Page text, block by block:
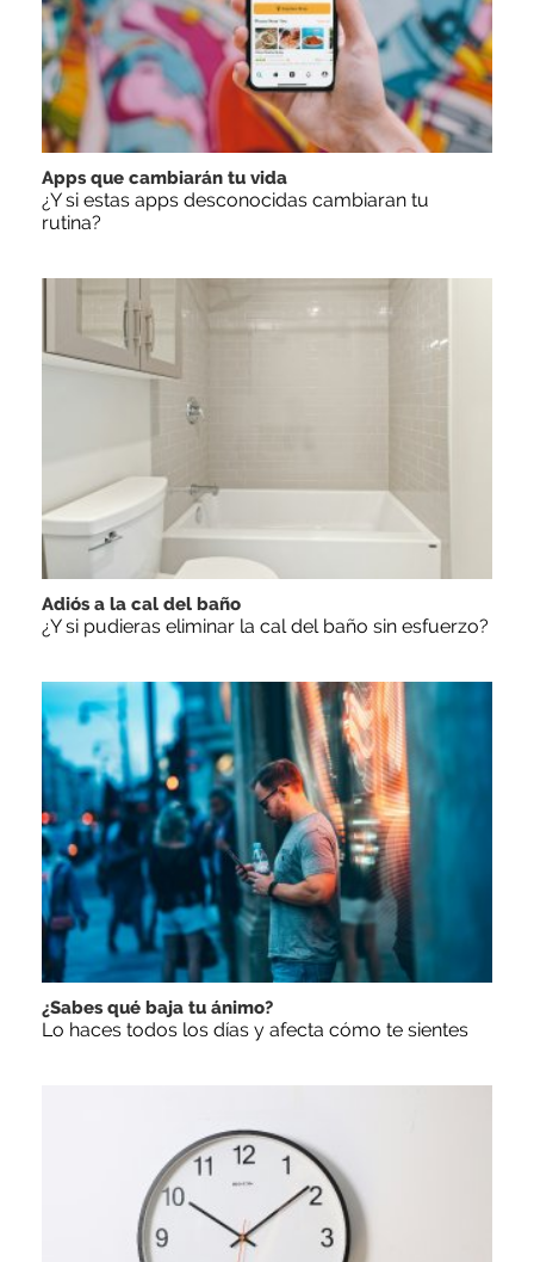
Apps que cambiarán tu vida
¿Y si estas apps desconocidas cambiaran tu
rutina?
Adiós a la cal del baño
¿Y si pudieras eliminar la cal del baño sin esfuerzo?
¿Sabes qué baja tu ánimo?
Lo haces todos los días y afecta cómo te sientes